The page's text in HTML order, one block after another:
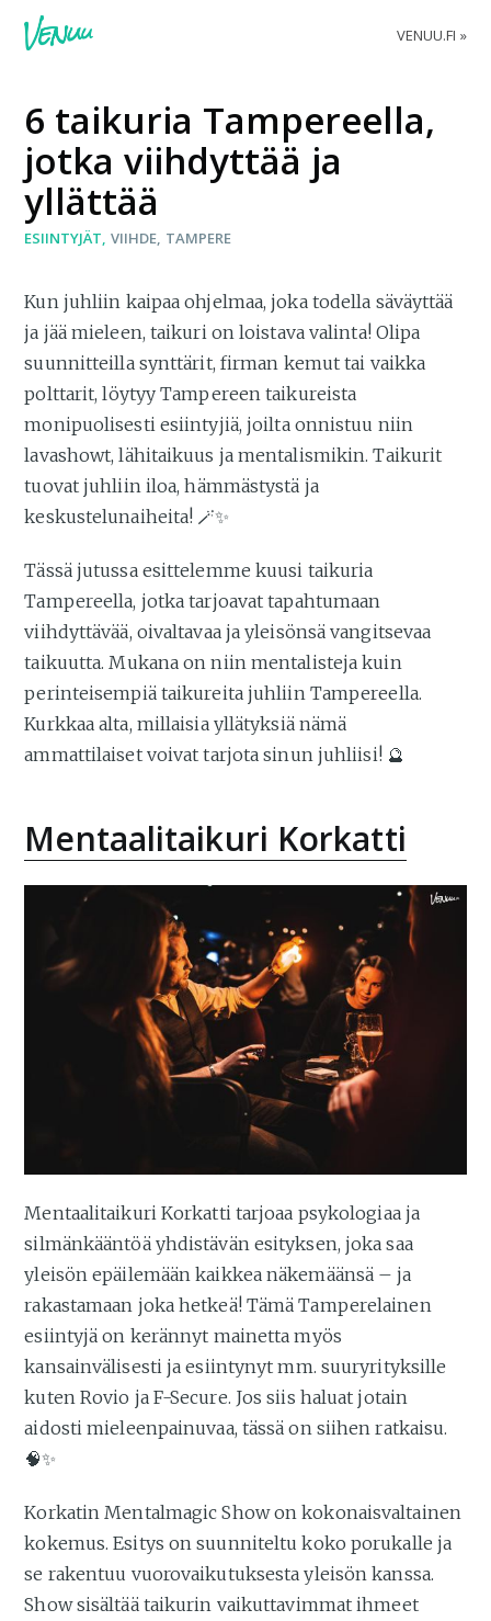
VENUU.FI
6 taikuria Tampereella,
jotka viihdyttää ja
yllättää
ESIINTYJÄT VIIHDE TAMPERE
Kun juhliin kaipaa ohjelmaa, joka todella säväyttää
ja jää mieleen, taikuri on loistava valinta! Olipa
suunnitteilla synttärit, firman kemut tai vaikka
polttarit, löytyy Tampereen taikureista
monipuolisesti esiintyjiä, joilta onnistuu niin
lavashowt, lähitaikuus ja mentalismikin. Taikurit
tuovat juhliin iloa, hämmästystä ja
keskustelunaiheita! 🪄✨
Tässä jutussa esittelemme kuusi taikuria
Tampereella, jotka tarjoavat tapahtumaan
viihdyttävää, oivaltavaa ja yleisönsä vangitsevaa
taikuutta. Mukana on niin mentalisteja kuin
perinteisempiä taikureita juhliin Tampereella.
Kurkkaa alta, millaisia yllätyksiä nämä
ammattilaiset voivat tarjota sinun juhliisi! 🔮
Mentaalitaikuri Korkatti
Mentaalitaikuri Korkatti tarjoaa psykologiaa ja
silmänkääntöä yhdistävän esityksen, joka saa
yleisön epäilemään kaikkea näkemäänsä – ja
rakastamaan joka hetkeä! Tämä Tamperelainen
esiintyjä on kerännyt mainetta myös
kansainvälisesti ja esiintynyt mm. suuryrityksille
kuten Rovio ja F-Secure. Jos siis haluat jotain
aidosti mieleenpainuvaa, tässä on siihen ratkaisu.
🧠✨
Korkatin Mentalmagic Show on kokonaisvaltainen
kokemus. Esitys on suunniteltu koko porukalle ja
se rakentuu vuorovaikutuksesta yleisön kanssa.
Show sisältää taikurin vaikuttavimmat ihmeet